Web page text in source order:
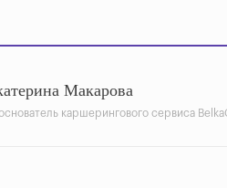
Макарова
каршерингового сервиса